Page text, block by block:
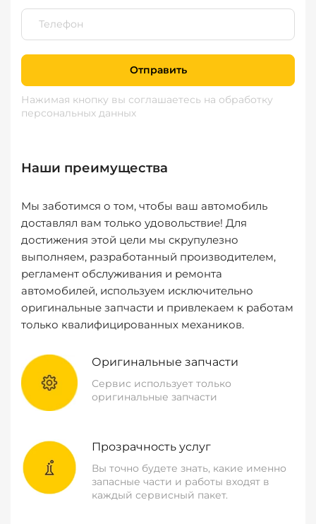
Отправить
Нажимая кнопку вы соглашаетесь на обработку
персональных данных
Наши преимущества
Мы заботимся о том, чтобы ваш автомобиль
доставлял вам только удовольствие! Для
достижения этой цели мы скрупулезно
выполняем, разработанный производителем,
регламент обслуживания и ремонта
автомобилей, используем исключительно
оригинальные запчасти и привлекаем к работам
только квалифицированных механиков.
Оригинальные запчасти
Сервис использует только
оригинальные запчасти
Прозрачность услуг
Вы точно будете знать, какие именно
запасные части и работы входят в
каждый сервисный пакет.